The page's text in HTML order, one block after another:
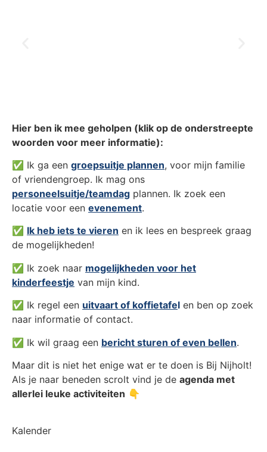
Hier ben ik mee geholpen (klik op de onderstreepte
woorden voor meer informatie):
✅ Ik ga een groepsuitje plannen, voor mijn familie
of vriendengroep. Ik mag ons
personeelsuitje/teamdag plannen. Ik zoek een
locatie voor een evenement.
✅ Ik heb iets te vieren en ik lees en bespreek graag
de mogelijkheden!
✅ Ik zoek naar mogelijkheden voor het
kinderfeestje van mijn kind.
✅ Ik regel een uitvaart of koffietafel en ben op zoek
naar informatie of contact.
✅ Ik wil graag een bericht sturen of even bellen.
Maar dit is niet het enige wat er te doen is Bij Nijholt!
Als je naar beneden scrolt vind je de agenda met
allerlei leuke activiteiten 👇
Kalender